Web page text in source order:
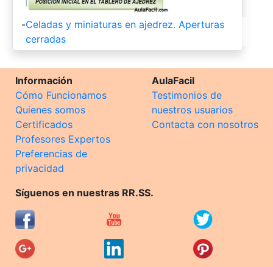
-Celadas y miniaturas en ajedrez. Aperturas
cerradas
Información
Cómo Funcionamos
Quienes somos
Certificados
Profesores Expertos
Preferencias de
privacidad
AulaFacil
Testimonios de
nuestros usuarios
Contacta con nosotros
Síguenos en nuestras RR.SS.